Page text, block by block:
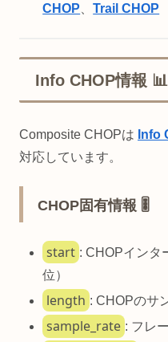
CHOP 、Trail CHOP
Info CHOP情報 📊
Composite CHOPは Info
対応しています。
CHOP固有情報 🎚️
start : CHOPインタ
位）
length : CHOPのサ
sample_rate : フレ